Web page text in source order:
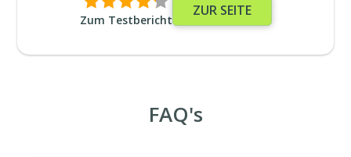
Zum Testbericht
ZUR SEITE
FAQ's